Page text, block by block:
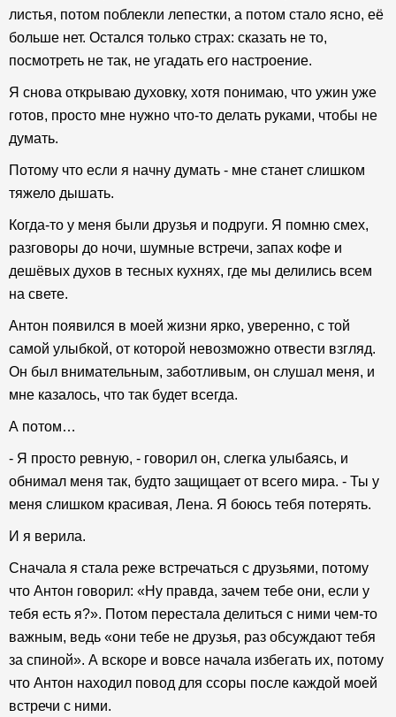
листья, потом поблекли лепестки, а потом стало ясно, её
больше нет. Остался только страх: сказать не то,
посмотреть не так, не угадать его настроение.
Я снова открываю духовку, хотя понимаю, что ужин уже
готов, просто мне нужно что-то делать руками, чтобы не
думать.
Потому что если я начну думать - мне станет слишком
тяжело дышать.
Когда-то у меня были друзья и подруги. Я помню смех,
разговоры до ночи, шумные встречи, запах кофе и
дешёвых духов в тесных кухнях, где мы делились всем
на свете.
Антон появился в моей жизни ярко, уверенно, с той
самой улыбкой, от которой невозможно отвести взгляд.
Он был внимательным, заботливым, он слушал меня, и
мне казалось, что так будет всегда.
А потом…
- Я просто ревную, - говорил он, слегка улыбаясь, и
обнимал меня так, будто защищает от всего мира. - Ты у
меня слишком красивая, Лена. Я боюсь тебя потерять.
И я верила.
Сначала я стала реже встречаться с друзьями, потому
что Антон говорил: «Ну правда, зачем тебе они, если у
тебя есть я?». Потом перестала делиться с ними чем-то
важным, ведь «они тебе не друзья, раз обсуждают тебя
за спиной». А вскоре и вовсе начала избегать их, потому
что Антон находил повод для ссоры после каждой моей
встречи с ними.